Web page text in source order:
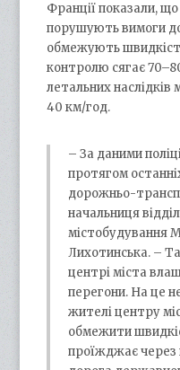
Франції показали, що
порушують вимоги
обмежують
контролю сягає
летальних
40 км/год.
– За даними
протягом
дорожньо-
начальниця
містобудування
Лихотинська. –
центрі міста
перегони. На це
жителі центру
обмежити
проїжджає через